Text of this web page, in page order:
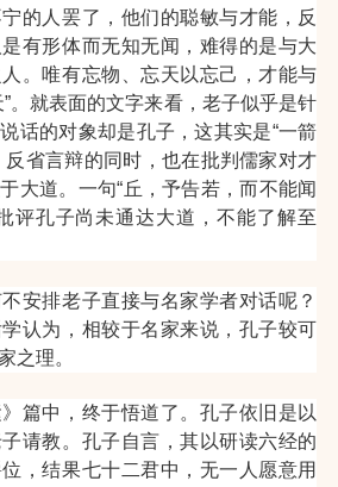
的人罢了，他们的聪敏与才能，反
有形体而无知无闻，难得的是与大
。唯有忘物、忘天以忘己，才能与
就表面的文字来看，老子似乎是针
话的对象却是孔子，这其实是“一箭
省言辩的同时，也在批判儒家对才
大道。一句“丘，予告若，而不能闻
评孔子尚未通达大道，不能了解至
安排老子直接与名家学者对话呢？
认为，相较于名家来说，孔子较可
之理。
篇中，终于悟道了。孔子依旧是以
请教。孔子自言，其以研读六经的
，结果七十二君中，无一人愿意用